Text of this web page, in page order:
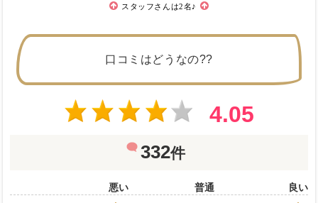
スタッフさんは2名♪
口コミはどうなの??
4.05
332件
悪い 普通 良い